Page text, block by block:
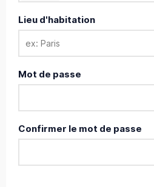
Lieu d'habitation
Mot de passe
Confirmer le mot de passe